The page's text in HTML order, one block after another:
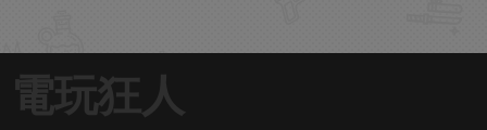
電玩狂人